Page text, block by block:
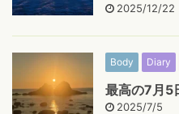
2025/12/22
Body Diary
最高の7月5
2025/7/5